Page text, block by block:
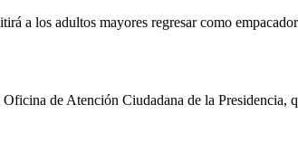
a los adultos mayores regresar como
de Atención Ciudadana de la